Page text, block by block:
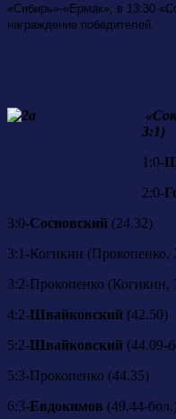
«Сибирь»-«Ермак», в 13:30
награждение победителей.
3:1)
1:0-
2:0-
3:0-Сосновский (24.32)
3:1-Когикин (Прокопенко,
3:2-Прокопенко (Когикин,
4:2-Швайковский (42.50)
5:2-Швайковский (44.09-
5:3-Прокопенко (44.35)
6:3-Евдокимов (49.44-